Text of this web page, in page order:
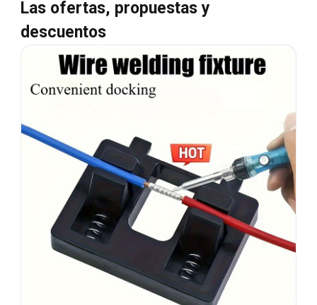
Las ofertas, propuestas y
descuentos